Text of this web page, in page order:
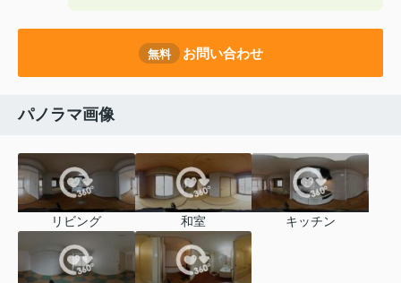
無料 お問い合わせ
パノラマ画像
リビング 和室 キッチン